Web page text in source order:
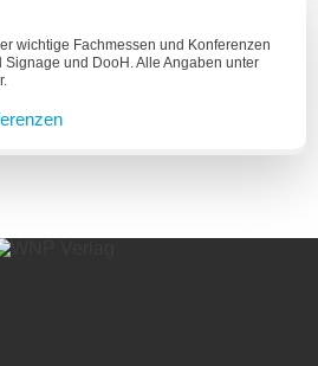
wichtige Fachmessen und Konferenzen
und DooH. Alle Angaben unter